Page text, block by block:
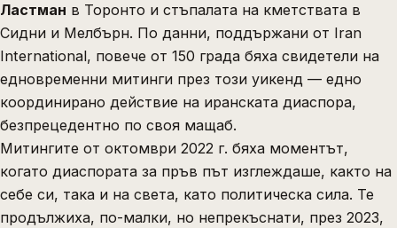
Ластман в Торонто и стъпалата на кметствата в
Сидни и Мелбърн. По данни, поддържани от Iran
International, повече от 150 града бяха свидетели на
едновременни митинги през този уикенд — едно
координирано действие на иранската диаспора,
безпрецедентно по своя мащаб.
Митингите от октомври 2022 г. бяха моментът,
когато диаспората за пръв път изглеждаше, както на
себе си, така и на света, като политическа сила. Те
продължиха, по-малки, но непрекъснати, през 2023,